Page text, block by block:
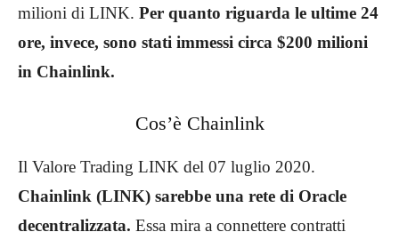
milioni di LINK. Per quanto riguarda le ultime 24
ore, invece, sono stati immessi circa $200 milioni
in Chainlink.
Cos’è Chainlink
Il Valore Trading LINK del 07 luglio 2020.
Chainlink (LINK) sarebbe una rete di Oracle
decentralizzata. Essa mira a connettere contratti